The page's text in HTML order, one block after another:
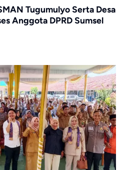
Tugumulyo Serta Desa
Anggota DPRD Sumsel